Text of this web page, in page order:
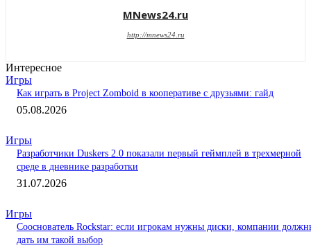
MNews24.ru
http://mnews24.ru
Интересное
Игры
Как играть в Project Zomboid в кооперативе с друзьями: гайд
05.08.2026
Игры
Разработчики Duskers 2.0 показали первый геймплей в трехмерной
среде в дневнике разработки
31.07.2026
Игры
Сооснователь Rockstar: если игрокам нужны диски, компании
дать им такой выбор